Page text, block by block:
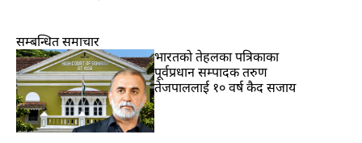
सम्बन्धित समाचार
भारतकाे तेहलका पत्रिकाका
पूर्वप्रधान सम्पादक तरुण
तेजपाललाई १० वर्ष कैद सजाय